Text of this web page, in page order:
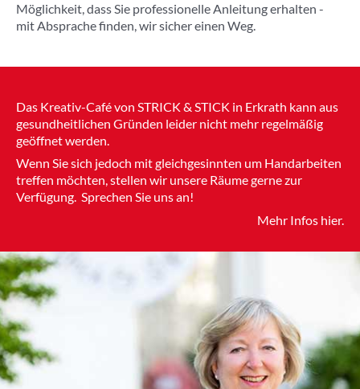
Möglichkeit, dass Sie professionelle Anleitung erhalten -
mit Absprache finden, wir sicher einen Weg.
Das Kreativ-Café von STRICK & STICK in Erkrath kann aus
gesundheitlichen Gründen leider nicht mehr regelmäßig
geöffnet werden.
Wenn Sie sich jedoch mit gleichgesinnten um Handarbeiten
treffen möchten, stellen wir unsere Räume gerne zur
Verfügung. Sprechen Sie uns an!
Mehr Infos hier.